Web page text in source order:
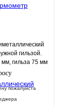
гильзой.
мм, гильза 75 мм
пожалуйста